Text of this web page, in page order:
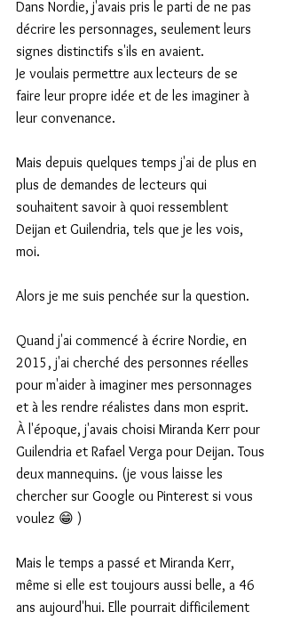
Dans Nordie, j'avais pris le parti de ne pas
décrire les personnages, seulement leurs
signes distinctifs s'ils en avaient.
Je voulais permettre aux lecteurs de se
faire leur propre idée et de les imaginer à
leur convenance.
Mais depuis quelques temps j'ai de plus en
plus de demandes de lecteurs qui
souhaitent savoir à quoi ressemblent
Deijan et Guilendria, tels que je les vois,
moi.
Alors je me suis penchée sur la question.
Quand j'ai commencé à écrire Nordie, en
2015, j'ai cherché des personnes réelles
pour m'aider à imaginer mes personnages
et à les rendre réalistes dans mon esprit.
À l'époque, j'avais choisi Miranda Kerr pour
Guilendria et Rafael Verga pour Deijan. Tous
deux mannequins. (je vous laisse les
chercher sur Google ou Pinterest si vous
voulez 😁 )
Mais le temps a passé et Miranda Kerr,
même si elle est toujours aussi belle, a 46
ans aujourd'hui. Elle pourrait difficilement